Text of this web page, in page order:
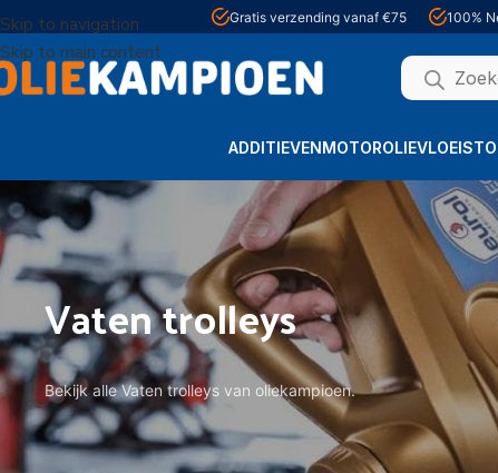
Skip to navigation
Skip to main content
Gratis verzending vanaf €75 100%
ADDITIEVENMOTOROLIE
Vaten trolleys
Bekijk alle Vaten trolleys van oliekampioen.